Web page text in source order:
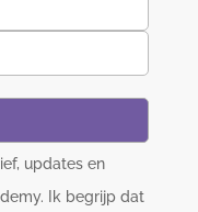
updates en
Ik begrijp dat